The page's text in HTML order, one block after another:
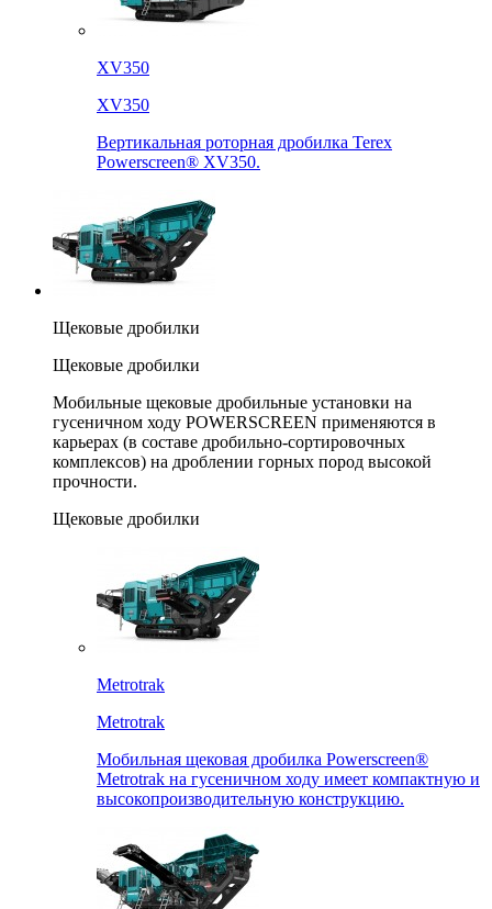
XV350
XV350
Вертикальная роторная дробилка Terex
Powerscreen® XV350.
Щековые дробилки
Щековые дробилки
Мобильные щековые дробильные установки на
гусеничном ходу POWERSCREEN применяются в
карьерах (в составе дробильно-сортировочных
комплексов) на дроблении горных пород высокой
прочности.
Щековые дробилки
Metrotrak
Metrotrak
Мобильная щековая дробилка Powerscreen®
Metrotrak на гусеничном ходу имеет компактную и
высокопроизводительную конструкцию.